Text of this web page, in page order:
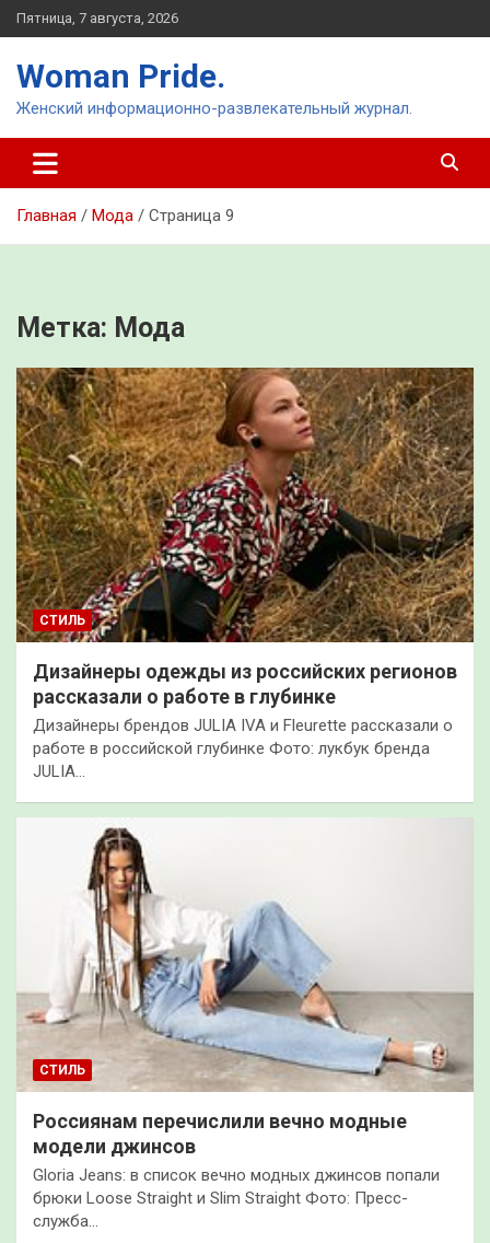
Перейти
к
Пятница, 7 августа, 2026
Woman Pride.
Женский информационно-развлекательный журнал.
Главная Мода Страница 9
Метка: Мода
СТИЛЬ
Дизайнеры одежды из российских регионов
рассказали о работе в глубинке
Дизайнеры брендов JULIA IVA и Fleurette рассказали о
работе в российской глубинке Фото: лукбук бренда
JULIA…
СТИЛЬ
Россиянам перечислили вечно модные
модели джинсов
Gloria Jeans: в список вечно модных джинсов попали
брюки Loose Straight и Slim Straight Фото: Пресс-
служба…